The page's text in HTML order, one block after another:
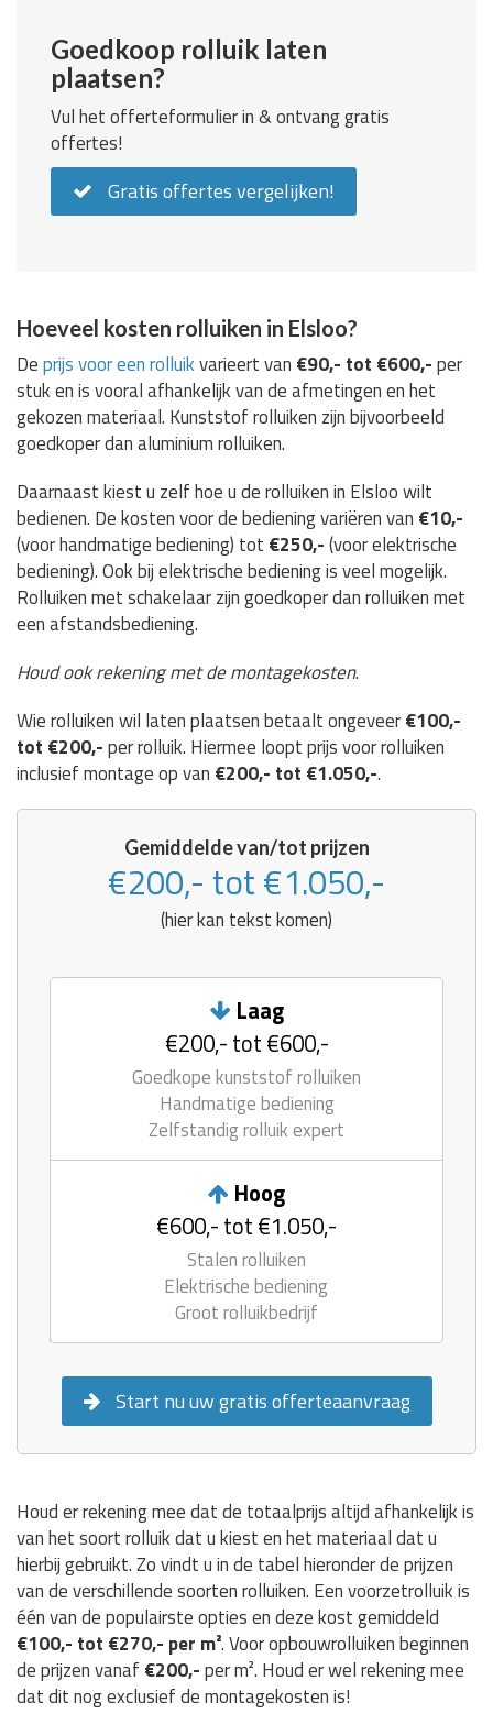
Goedkoop rolluik laten
plaatsen?
Vul het offerteformulier in & ontvang gratis
offertes!
Gratis offertes vergelijken!
Hoeveel kosten rolluiken in Elsloo?
Deprijs voor een rolluikvarieert van €90,- tot €600,-per
stuk en is vooral afhankelijk van de afmetingen en het
gekozen materiaal. Kunststof rolluiken zijn bijvoorbeeld
goedkoper dan aluminium rolluiken.
Daarnaast kiest u zelf hoe u de rolluiken in Elsloo wilt
bedienen. De kosten voor de bediening variëren van €10,-
(voor handmatige bediening) tot €250,-(voor elektrische
bediening). Ook bij elektrische bediening is veel mogelijk.
Rolluiken met schakelaar zijn goedkoper dan rolluiken met
een afstandsbediening.
Houd ook rekening met de montagekosten.
Wie rolluiken wil laten plaatsen betaalt ongeveer€100,-
tot €200,-per rolluik. Hiermee loopt prijs voor rolluiken
inclusief montage op van €200,- tot €1.050,-.
Gemiddelde van/tot prijzen
€200,- tot €1.050,-
(hier kan tekst komen)
Laag
€200,- tot €600,-
Goedkope kunststof rolluiken
Handmatige bediening
Zelfstandig rolluik expert
Hoog
€600,- tot €1.050,-
Stalen rolluiken
Elektrische bediening
Groot rolluikbedrijf
Start nu uw gratis offerteaanvraag
Houd er rekening mee dat de totaalprijs altijd afhankelijk is
van het soort rolluik dat u kiest en het materiaal dat u
hierbij gebruikt. Zo vindt u in de tabel hieronder de prijzen
van de verschillende soorten rolluiken. Een voorzetrolluik is
één van de populairste opties en deze kost gemiddeld
€100,- tot €270,- per m². Voor opbouwrolluiken beginnen
de prijzen vanaf €200,-per m². Houd er wel rekening mee
dat dit nog exclusief de montagekosten is!